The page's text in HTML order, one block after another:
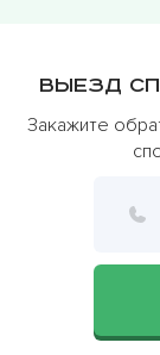
Выезд
Закажите